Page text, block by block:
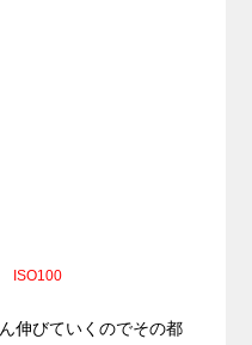
ISO100
伸びていくのでその都